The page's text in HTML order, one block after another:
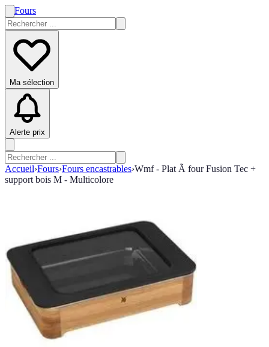
Fours
Ma sélection
Alerte prix
Accueil›Fours›Fours encastrables›Wmf - Plat Ã four Fusion Tec +
support bois M - Multicolore